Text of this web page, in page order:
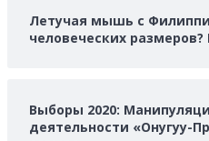
Летучая мышь с
человеческих
Выборы 2020:
деятельности «Онугуу-